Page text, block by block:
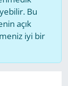
Bu
açık
iyi bir